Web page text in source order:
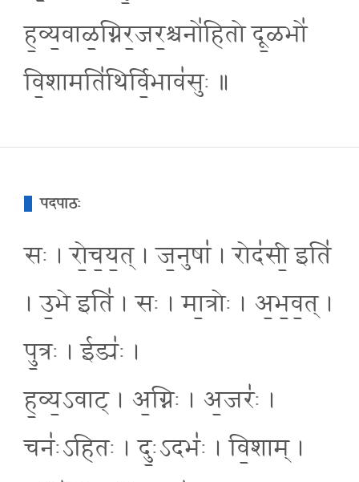
ह॒व्य॒वाळ॒ग्निर॒जर॒श्चनो॑हितो दू॒ळभो॑
वि॒शामति॑थिर्वि॒भाव॑सुः ॥
पदपाठः
सः । रो॒च॒य॒त् । ज॒नुषा॑ । रोद॑सी॒ इति॑
। उ॒भे इति॑ । सः । मा॒त्रोः । अ॒भ॒व॒त् ।
पु॒त्रः । ईड्यः॑ ।
ह॒व्य॒ऽवाट् । अ॒ग्निः । अ॒जरः॑ ।
चनः॑ऽहितः । दुः॒ऽदभः॑ । वि॒शाम् ।